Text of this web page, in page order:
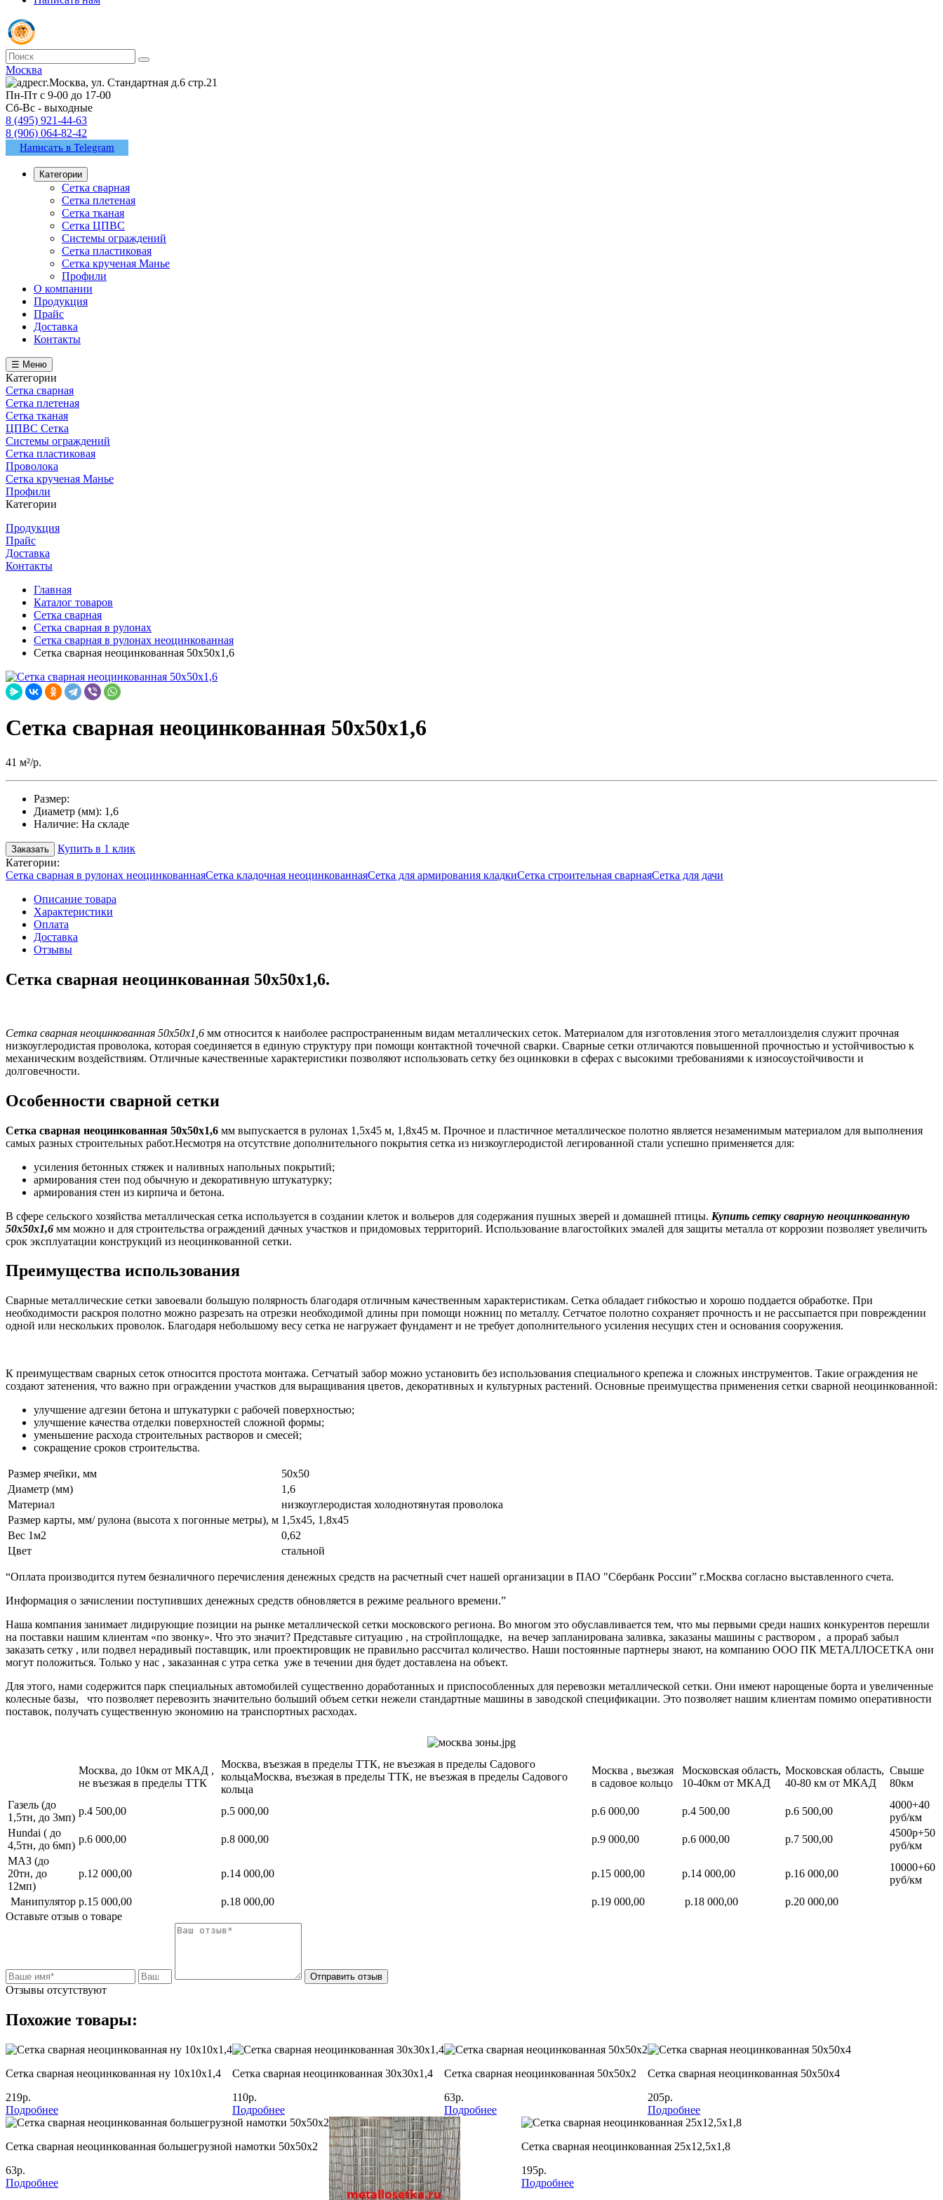
Москва
г.Москва, ул. Стандартная д.6 стр.21
Пн-Пт с 9-00 до 17-00
Сб-Вс - выходные
8 (495) 921-44-63
8 (906) 064-82-42
Написать в Telegram
Категории
Сетка сварная
Сетка плетеная
Сетка тканая
Сетка ЦПВС
Системы ограждений
Сетка пластиковая
Сетка крученая Манье
Профили
О компании
Продукция
Прайс
Доставка
Контакты
☰ Меню
Категории
Сетка сварная
Сетка плетеная
Сетка тканая
ЦПВС Сетка
Системы ограждений
Сетка пластиковая
Проволока
Сетка крученая Манье
Профили
Категории
Продукция
Прайс
Доставка
Контакты
Главная
Каталог товаров
Сетка сварная
Сетка сварная в рулонах
Сетка сварная в рулонах неоцинкованная
Сетка сварная неоцинкованная 50х50х1,6
Сетка сварная неоцинкованная 50х50х1,6
41 м²/р.
Размер:
Диаметр (мм): 1,6
Наличие: На складе
Заказать
Купить в 1 клик
Категории:
Сетка сварная в рулонах неоцинкованнаяСетка кладочная неоцинкованнаяСетка для армирования кладкиСетка строительная сварнаяСетка для дачи
Описание товара
Характеристики
Оплата
Доставка
Отзывы
Сетка сварная неоцинкованная 50х50х1,6.
Сетка сварная неоцинкованная 50х50х1,6 мм относится к наиболее распространенным видам металлических сеток. Материалом для изготовления этого металлоизделия служит прочная
низкоуглеродистая проволока, которая соединяется в единую структуру при помощи контактной точечной сварки. Сварные сетки отличаются повышенной прочностью и устойчивостью к
механическим воздействиям. Отличные качественные характеристики позволяют использовать сетку без оцинковки в сферах с высокими требованиями к износоустойчивости и
долговечности.
Особенности сварной сетки
Сетка сварная неоцинкованная 50х50х1,6 мм выпускается в рулонах 1,5х45 м, 1,8х45 м. Прочное и пластичное металлическое полотно является незаменимым материалом для выполнения
самых разных строительных работ.Несмотря на отсутствие дополнительного покрытия сетка из низкоуглеродистой легированной стали успешно применяется для:
усиления бетонных стяжек и наливных напольных покрытий;
армирования стен под обычную и декоративную штукатурку;
армирования стен из кирпича и бетона.
В сфере сельского хозяйства металлическая сетка используется в создании клеток и вольеров для содержания пушных зверей и домашней птицы. Купить сетку сварную неоцинкованную
50х50х1,6 мм можно и для строительства ограждений дачных участков и придомовых территорий. Использование влагостойких эмалей для защиты металла от коррозии позволяет увеличить
срок эксплуатации конструкций из неоцинкованной сетки.
Преимущества использования
Сварные металлические сетки завоевали большую полярность благодаря отличным качественным характеристикам. Сетка обладает гибкостью и хорошо поддается обработке. При
необходимости раскроя полотно можно разрезать на отрезки необходимой длины при помощи ножниц по металлу. Сетчатое полотно сохраняет прочность и не рассыпается при повреждении
одной или нескольких проволок. Благодаря небольшому весу сетка не нагружает фундамент и не требует дополнительного усиления несущих стен и основания сооружения.
К преимуществам сварных сеток относится простота монтажа. Сетчатый забор можно установить без использования специального крепежа и сложных инструментов. Такие ограждения не
создают затенения, что важно при ограждении участков для выращивания цветов, декоративных и культурных растений. Основные преимущества применения сетки сварной неоцинкованной:
улучшение адгезии бетона и штукатурки с рабочей поверхностью;
улучшение качества отделки поверхностей сложной формы;
уменьшение расхода строительных растворов и смесей;
сокращение сроков строительства.
Размер ячейки, мм
50х50
Диаметр (мм)
1,6
Материал
низкоуглеродистая холоднотянутая проволока
Размер карты, мм/ рулона (высота х погонные метры), м 1,5х45, 1,8х45
Вес 1м2
0,62
Цвет
стальной
“Оплата производится путем безналичного перечисления денежных средств на расчетный счет нашей организации в ПАО "Сбербанк России” г.Москва согласно выставленного счета.
Информация о зачислении поступивших денежных средств обновляется в режиме реального времени.”
Наша компания занимает лидирующие позиции на рынке металлической сетки московского региона. Во многом это обуславливается тем, что мы первыми среди наших конкурентов перешли
на поставки нашим клиентам «по звонку». Что это значит? Представьте ситуацию , на стройплощадке, на вечер запланирована заливка, заказаны машины с раствором , а прораб забыл
заказать сетку , или подвел нерадивый поставщик, или проектировщик не правильно рассчитал количество. Наши постоянные партнеры знают, на компанию ООО ПК МЕТАЛЛОСЕТКА они
могут положиться. Только у нас , заказанная с утра сетка уже в течении дня будет доставлена на объект.
Для этого, нами содержится парк специальных автомобилей существенно доработанных и приспособленных для перевозки металлической сетки. Они имеют нарощеные борта и увеличенные
колесные базы, что позволяет перевозить значительно больший объем сетки нежели стандартные машины в заводской спецификации. Это позволяет нашим клиентам помимо оперативности
поставок, получать существенную экономию на транспортных расходах.
Москва, до 10км от МКАД ,
не въезжая в пределы ТТК
Москва, въезжая в пределы ТТК, не въезжая в пределы Садового
кольцаМосква, въезжая в пределы ТТК, не въезжая в пределы Садового
кольца
Москва , вьезжая
в садовое кольцо
Московская область,
10-40км от МКАД
Московская область,
40-80 км от МКАД
Свыше
80км
Газель (до
1,5тн, до 3мп)
р.4 500,00 р.5 000,00 р.6 000,00 р.4 500,00 р.6 500,00
4000+40
руб/км
Hundai ( до
4,5тн, до 6мп)
р.6 000,00 р.8 000,00 р.9 000,00 р.6 000,00 р.7 500,00
4500р+50
руб/км
МАЗ (до
20тн, до
12мп)
р.12 000,00 р.14 000,00 р.15 000,00 р.14 000,00 р.16 000,00
10000+60
руб/км
Манипулятор р.15 000,00 р.18 000,00 р.19 000,00 р.18 000,00
р.20 000,00
Оставьте отзыв о товаре
Отправить отзыв
Отзывы отсутствуют
Похожие товары:
Сетка сварная неоцинкованная ну 10х10х1,4
219р.
Подробнее
Сетка сварная неоцинкованная 30х30х1,4
110р.
Подробнее
Сетка сварная неоцинкованная 50х50х2
63р.
Подробнее
Сетка сварная неоцинкованная 50х50х4
205р.
Подробнее
Сетка сварная неоцинкованная большегрузной намотки 50х50х2
63р.
Подробнее
Сетка сварная неоцинкованная 25х12,5х1,8
195р.
Подробнее